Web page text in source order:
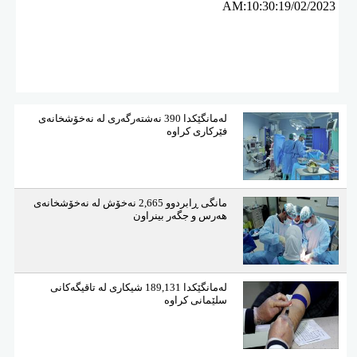
AM:10:30:19/02/2023
لەمانگێكدا 390 نەشتەرگەری لە نەخۆشخانەی
فێركاری كراوە
مانگی ڕابردوو 2,665 نەخۆش لە نەخۆشخانەی
هەرس و جگەر بینراون
لەمانگێكدا 189,131 شیكاری لە تاقیگەكانی
سلێمانی كراوە